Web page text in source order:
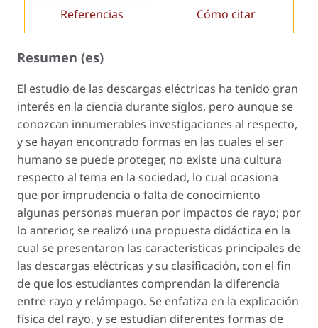
Referencias Cómo citar
Resumen (es)
El estudio de las descargas eléctricas ha tenido gran
interés en la ciencia durante siglos, pero aunque se
conozcan innumerables investigaciones al respecto,
y se hayan encontrado formas en las cuales el ser
humano se puede proteger, no existe una cultura
respecto al tema en la sociedad, lo cual ocasiona
que por imprudencia o falta de conocimiento
algunas personas mueran por impactos de rayo; por
lo anterior, se realizó una propuesta didáctica en la
cual se presentaron las características principales de
las descargas eléctricas y su clasificación, con el fin
de que los estudiantes comprendan la diferencia
entre rayo y relámpago. Se enfatiza en la explicación
física del rayo, y se estudian diferentes formas de